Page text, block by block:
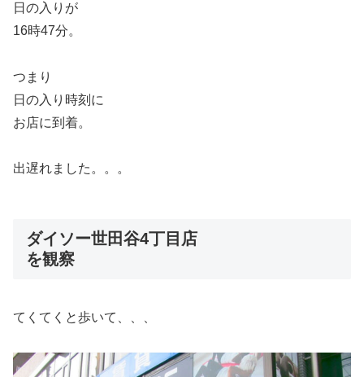
日の入りが
16時47分。
つまり
日の入り時刻に
お店に到着。
出遅れました。。。
ダイソー世田谷4丁目店
を観察
てくてくと歩いて、、、